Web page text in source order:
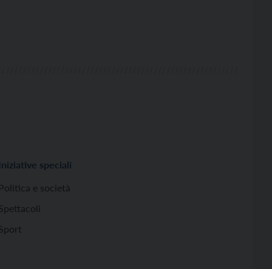
Iniziative speciali
Politica e società